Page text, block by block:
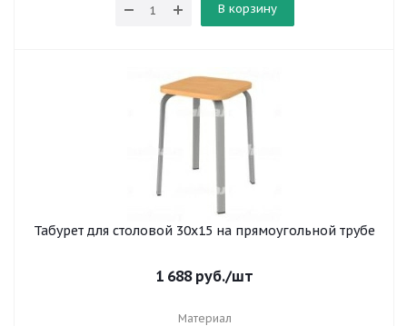
В корзину
Табурет для столовой 30x15 на прямоугольной трубе
1 688руб./шт
Материал